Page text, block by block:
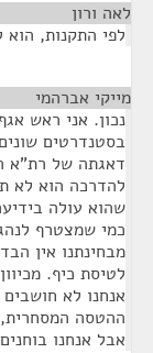
לאה ורון
לפי התקנות,
מייקי אברהמי
נכון. אני ראש
בסטנדרטים
דאגתה של רת"א
להדרכה הוא לא
שהוא עולה
כמי שמצטרף
מבחינתנו אין
לטיסת כיף.
אנחנו לא
ההטסה
אבל אנחנו